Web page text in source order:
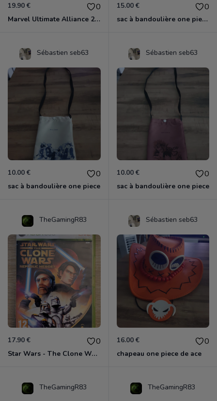
19.90 € 0
Marvel Ultimate Alliance 2 Xbox 360
15.00 € 0
sac à bandoulière one piece chopper
Sébastien seb63
10.00 € 0
sac à bandoulière one piece
Sébastien seb63
10.00 € 0
sac à bandoulière one piece
TheGamingR83
17.90 € 0
Star Wars - The Clone Wars - Les Héros De La République Xbox 360
Sébastien seb63
16.00 € 0
chapeau one piece de ace
TheGamingR83 TheGamingR83